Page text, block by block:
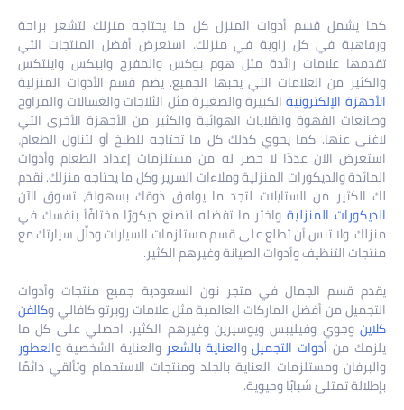
كما يشمل قسم أدوات المنزل كل ما يحتاجه منزلك لتشعر براحة
ورفاهية في كل زاوية في منزلك. استعرض أفضل المنتجات التي
تقدمها علامات رائدة مثل هوم بوكس والمفرج وابيكس واينتكس
والكثير من العلامات التي يحبها الجميع. يضم قسم الأدوات المنزلية
الأجهزة الإلكترونيةالكبيرة والصغيرة مثل الثلاجات والغسالات والمراوح
وصانعات القهوة والقلايات الهوائية والكثير من الأجهزة الأخرى التي
لاغنى عنها. كما يحوي كذلك كل ما تحتاجه للطبخ أو لتناول الطعام،
استعرض الآن عددًا لا حصر له من مستلزمات إعداد الطعام وأدوات
المائدة والديكورات المنزلية وملاءات السرير وكل ما يحتاجه منزلك. نقدم
لك الكثير من الستايلات لتجد ما يوافق ذوقك بسهولة، تسوق الآن
الديكورات المنزلية واختر ما تفضله لتصنع ديكورًا مختلفًأ بنفسك في
منزلك. ولا تنس أن تطلع على قسم مستلزمات السيارات ودلِّل سيارتك مع
منتجات التنظيف وأدوات الصيانة وغيرهم الكثير.
يقدم قسم الجمال في متجر نون السعودية جميع منتجات وأدوات
التجميل من أفضل الماركات العالمية مثل علامات روبرتو كافالي وكالفن
كلاين وجوي وفيليبس ويوسيرين وغيرهم الكثير. احصلي على كل ما
يلزمك من أدوات التجميلوالعناية بالشعر والعناية الشخصية والعطور
والبرفان ومستلزمات العناية بالجلد ومنتجات الاستحمام وتألقي دائمًا
بإطلالة تمتلئ شبابًا وحيوية.